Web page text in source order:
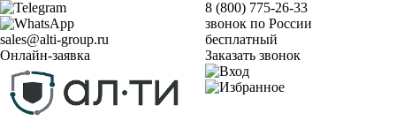
sales@alti-group.ru
Онлайн-заявка
8 (800) 775-26-33
звонок по России
бесплатный
Заказать звонок